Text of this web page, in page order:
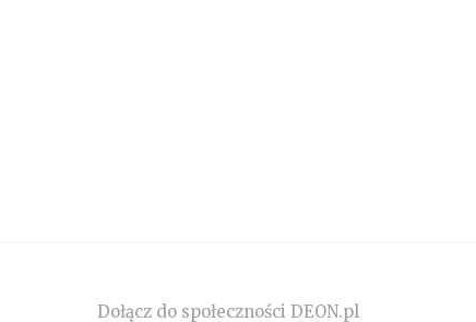
Dołącz do społeczności DEON.pl